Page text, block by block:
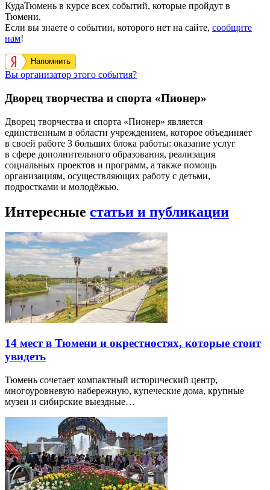
КудаТюмень в курсе всех событий, которые пройдут в
Тюмени.
Если вы знаете о событии, которого нет на сайте, сообщите
нам!
Напомнить
Вы организатор этого события?
Дворец творчества и спорта «Пионер»
Дворец творчества и спорта «Пионер» является
единственным в области учреждением, которое объединяет
в своей работе 3 больших блока работы: оказание услуг
в сфере дополнительного образования, реализация
социальных проектов и программ, а также помощь
организациям, осуществляющих работу с детьми,
подростками и молодёжью.
Интересные статьи и публикации
14 мест в Тюмени и окрестностях, которые стоит
увидеть
Тюмень сочетает компактный исторический центр,
многоуровневую набережную, купеческие дома, крупные
музеи и сибирские выездные…